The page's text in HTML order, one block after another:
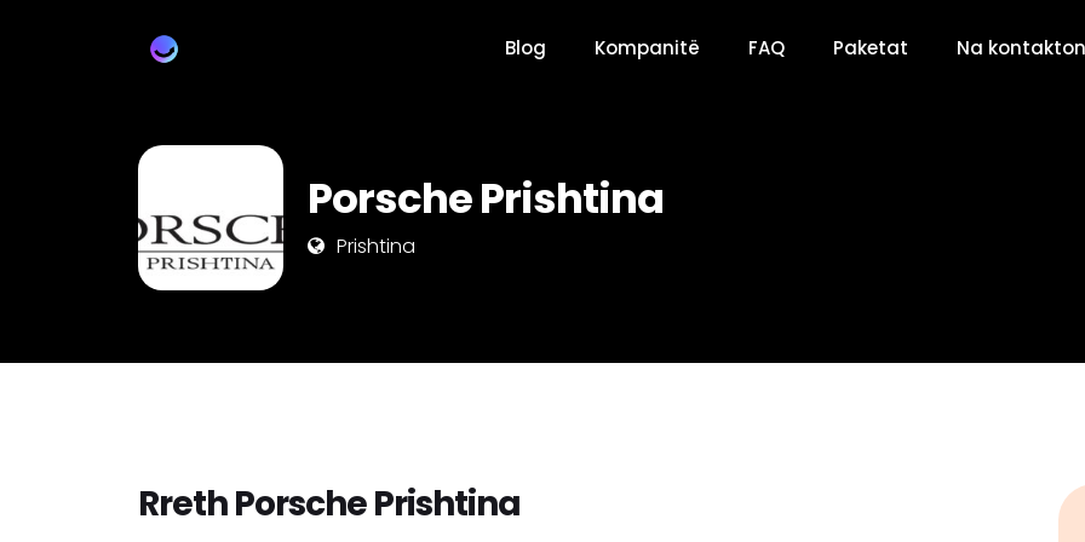
Blog Kompanitë FAQ Paketat Na
Porsche Prishtina
Prishtina
Rreth Porsche Prishtina